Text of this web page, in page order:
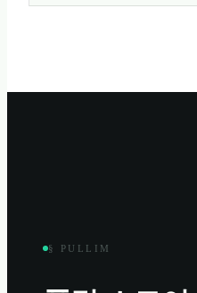
§ PULLIM